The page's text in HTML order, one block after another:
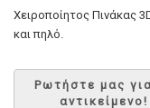
Χειροποίητος Πινάκας
και πηλό.